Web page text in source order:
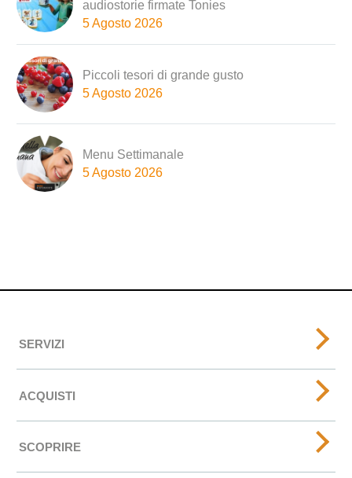
audiostorie firmate Tonies
5 Agosto 2026
Piccoli tesori di grande gusto
5 Agosto 2026
Menu Settimanale
5 Agosto 2026
SERVIZI
ACQUISTI
SCOPRIRE